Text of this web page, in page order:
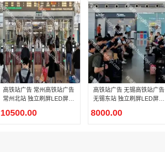
高铁站广告 常州高铁站广告
常州北站 独立刷屏LED屏幕
10500.00
高铁站广告 无锡高铁站广告
无锡东站 独立刷屏LED屏幕
8000.00